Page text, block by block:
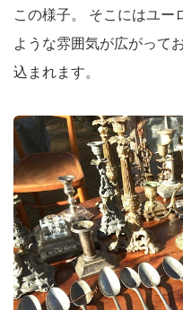
この様子。 そこにはユー
ような雰囲気が広がって
込まれます。